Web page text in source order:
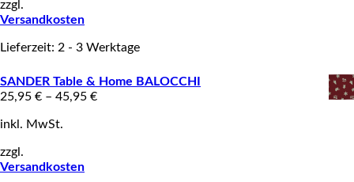
zzgl.
Versandkosten
Lieferzeit: 2 - 3 Werktage
SANDER Table & Home BALOCCHI
25,95 € – 45,95 €
inkl. MwSt.
zzgl.
Versandkosten